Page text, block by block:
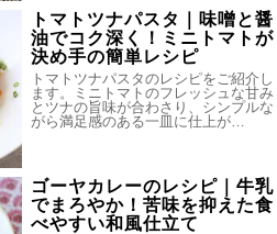
トマトツナパスタ｜味噌と醤
油でコク深く！ミニトマトが
決め手の簡単レシピ
トマトツナパスタのレシピをご紹介し
ます。ミニトマトのフレッシュな甘み
とツナの旨味が合わさり、シンプルな
がら満足感のある一皿に仕上が…
ゴーヤカレーのレシピ｜牛乳
でまろやか！苦味を抑えた食
べやすい和風仕立て